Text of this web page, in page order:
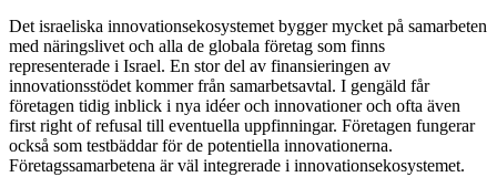
Det israeliska innovationsekosystemet bygger mycket på samarbeten
med näringslivet och alla de globala företag som finns
representerade i Israel. En stor del av finansieringen av
innovationsstödet kommer från samarbetsavtal. I gengäld får
företagen tidig inblick i nya idéer och innovationer och ofta även
first right of refusal till eventuella uppfinningar. Företagen fungerar
också som testbäddar för de potentiella innovationerna.
Företagssamarbetena är väl integrerade i innovationsekosystemet.